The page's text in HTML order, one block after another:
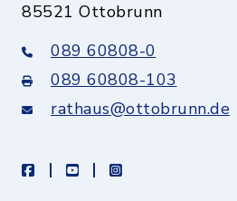
85521 Ottobrunn
089 60808-0
089 60808-103
rathaus@ottobrunn.de
facebookyoutubeinstagram